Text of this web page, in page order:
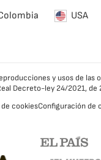
USA
y usos de
Decreto-ley 24/2021, de
cookiesConfiguración de